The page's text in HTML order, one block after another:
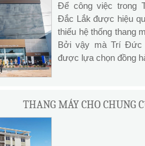
Để công việc trong
Đắc Lắk được hiệu
thiếu hệ thống thang
Bởi vậy mà Trí Đức
được lựa chọn đồng
THANG MÁY CHO CHUNG